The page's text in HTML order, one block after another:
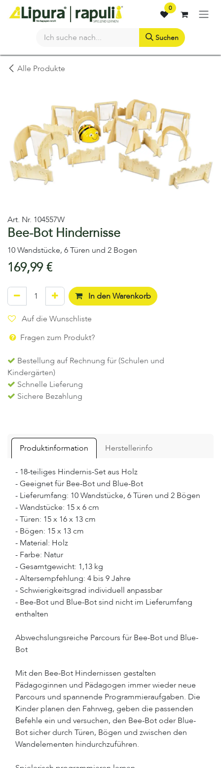
Zum Inhalt springen 0
Suchen
Alle Produkte
Art. Nr. 104557W
Bee-Bot Hindernisse
10 Wandstücke, 6 Türen und 2 Bogen
169,99€
In den Warenkorb
Auf die Wunschliste
Fragen zum Produkt?
Bestellung auf Rechnung für (Schulen und
Kindergärten)
Schnelle Lieferung
Sichere Bezahlung
Produktinformation Herstellerinfo
- 18-teiliges Hindernis-Set aus Holz
- Geeignet für Bee-Bot und Blue-Bot
- Lieferumfang: 10 Wandstücke, 6 Türen und 2 Bögen
- Wandstücke: 15 x 6 cm
- Türen: 15 x 16 x 13 cm
- Bögen: 15 x 13 cm
- Material: Holz
- Farbe: Natur
- Gesamtgewicht: 1,13 kg
- Altersempfehlung: 4 bis 9 Jahre
- Schwierigkeitsgrad individuell anpassbar
- Bee-Bot und Blue-Bot sind nicht im Lieferumfang
enthalten
Abwechslungsreiche Parcours für Bee-Bot und Blue-
Bot
Mit den Bee-Bot Hindernissen gestalten
Pädagoginnen und Pädagogen immer wieder neue
Parcours und spannende Programmieraufgaben. Die
Kinder planen den Fahrweg, geben die passenden
Befehle ein und versuchen, den Bee-Bot oder Blue-
Bot sicher durch Türen, Bögen und zwischen den
Wandelementen hindurchzuführen.